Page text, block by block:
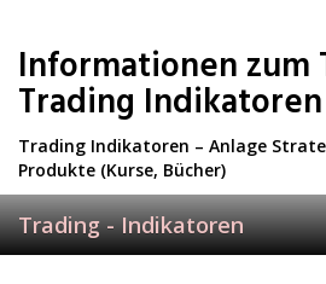
main
content
Informationen zum
Trading Indikatoren
Trading Indikatoren – Anlage
Produkte (Kurse, Bücher)
Trading - Indikatoren